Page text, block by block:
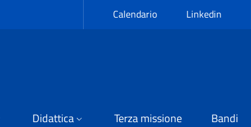
Calendario Linkedin
Didattica Terza missione Bandi